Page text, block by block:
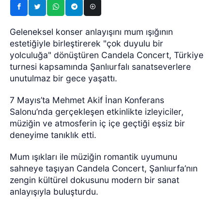
Geleneksel konser anlayışını mum ışığının
estetiğiyle birleştirerek "çok duyulu bir
yolculuğa" dönüştüren Candela Concert, Türkiye
turnesi kapsamında Şanlıurfalı sanatseverlere
unutulmaz bir gece yaşattı.
7 Mayıs’ta Mehmet Akif İnan Konferans
Salonu’nda gerçekleşen etkinlikte izleyiciler,
müziğin ve atmosferin iç içe geçtiği eşsiz bir
deneyime tanıklık etti.
Mum ışıkları ile müziğin romantik uyumunu
sahneye taşıyan Candela Concert, Şanlıurfa’nın
zengin kültürel dokusunu modern bir sanat
anlayışıyla buluşturdu.